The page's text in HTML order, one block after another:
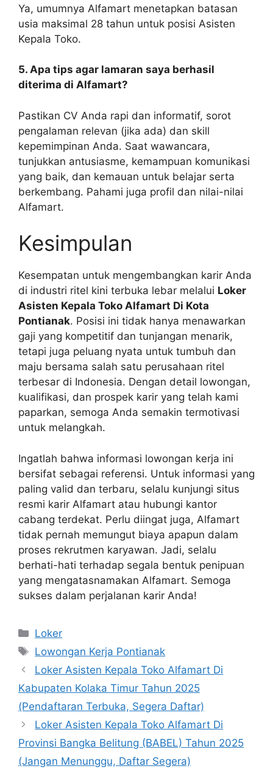
Ya, umumnya Alfamart menetapkan batasan
usia maksimal 28 tahun untuk posisi Asisten
Kepala Toko.
5. Apa tips agar lamaran saya berhasil
diterima di Alfamart?
Pastikan CV Anda rapi dan informatif, sorot
pengalaman relevan (jika ada) dan skill
kepemimpinan Anda. Saat wawancara,
tunjukkan antusiasme, kemampuan komunikasi
yang baik, dan kemauan untuk belajar serta
berkembang. Pahami juga profil dan nilai-nilai
Alfamart.
Kesimpulan
Kesempatan untuk mengembangkan karir Anda
di industri ritel kini terbuka lebar melalui Loker
Asisten Kepala Toko Alfamart Di Kota
Pontianak. Posisi ini tidak hanya menawarkan
gaji yang kompetitif dan tunjangan menarik,
tetapi juga peluang nyata untuk tumbuh dan
maju bersama salah satu perusahaan ritel
terbesar di Indonesia. Dengan detail lowongan,
kualifikasi, dan prospek karir yang telah kami
paparkan, semoga Anda semakin termotivasi
untuk melangkah.
Ingatlah bahwa informasi lowongan kerja ini
bersifat sebagai referensi. Untuk informasi yang
paling valid dan terbaru, selalu kunjungi situs
resmi karir Alfamart atau hubungi kantor
cabang terdekat. Perlu diingat juga, Alfamart
tidak pernah memungut biaya apapun dalam
proses rekrutmen karyawan. Jadi, selalu
berhati-hati terhadap segala bentuk penipuan
yang mengatasnamakan Alfamart. Semoga
sukses dalam perjalanan karir Anda!
Kategori
Loker
Tag
Lowongan Kerja Pontianak
Loker Asisten Kepala Toko Alfamart Di
Kabupaten Kolaka Timur Tahun 2025
(Pendaftaran Terbuka, Segera Daftar)
Loker Asisten Kepala Toko Alfamart Di
Provinsi Bangka Belitung (BABEL) Tahun 2025
(Jangan Menunggu, Daftar Segera)